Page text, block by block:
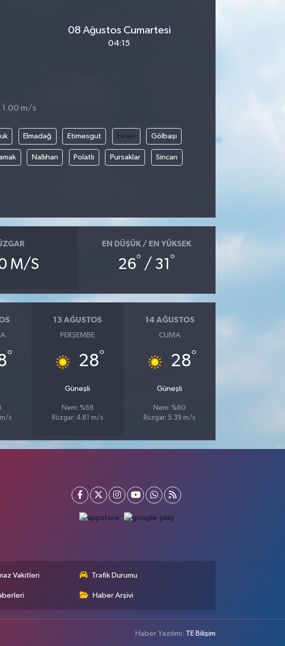
08 Ağustos Cumartesi
04:15
1.00 m/s
Elmadağ Etimesgut Evren Gölbaşı
Nallıhan Polatlı Pursaklar Sincan
M/S
EN DÜŞÜK / EN YÜKSEK
26° / 31 °
°
s
13 AĞUSTOS
PERŞEMBE
28°
Güneşli
Nem: %68
Rüzgar: 4.81 m/s
14 AĞUSTOS
CUMA
28°
Güneşli
Nem: %60
Rüzgar: 5.39 m/s
Vakitleri Trafik Durumu
Haber Arşivi
Haber Yazılımı: TE Bilişim